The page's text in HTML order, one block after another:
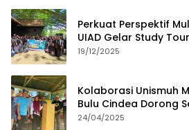
Perkuat Perspektif
UIAD Gelar Study
19/12/2025
Kolaborasi Unismuh
Bulu Cindea Dorong
24/04/2025